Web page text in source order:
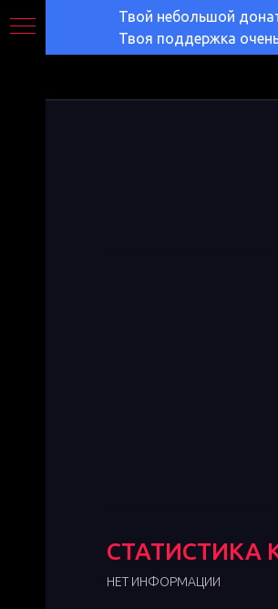
Твой небольшой
Твоя поддержка
СТАТИСТИКА
НЕТ ИНФОРМАЦИИ